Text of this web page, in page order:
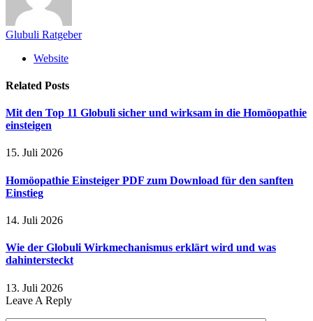
Glubuli Ratgeber
Website
Related Posts
Mit den Top 11 Globuli sicher und wirksam in die Homöopathie
einsteigen
15. Juli 2026
Homöopathie Einsteiger PDF zum Download für den sanften
Einstieg
14. Juli 2026
Wie der Globuli Wirkmechanismus erklärt wird und was
dahintersteckt
13. Juli 2026
Leave A Reply